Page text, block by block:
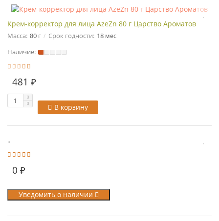
Крем-корректор для лица AzeZn 80 г Царство Ароматов
Масса: 80 г Срок годности: 18 мес
Наличие:
481 ₽
В корзину
..
0 ₽
Уведомить о наличии